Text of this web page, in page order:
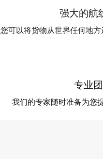
强大的航
您可以将货物从世界任何地方
专业
我们的专家随时准备为您